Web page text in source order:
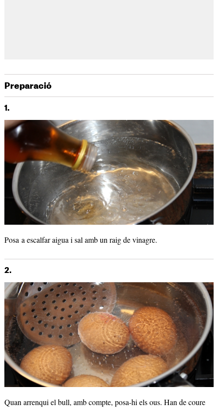
Preparació
1.
Posa a escalfar aigua i sal amb un raig de vinagre.
2.
Quan arrenqui el bull, amb compte, posa-hi els ous. Han de coure